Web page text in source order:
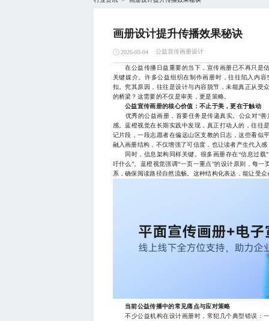
画册设计提升传播效果秘诀
2026-03-04 公益宣传画册设计
在公益传播日益重要的当下，宣传画册已不再只是
关键媒介。许多公益组织在制作画册时，往往陷入内
扣。究其原因，往往是设计与内容脱节，未能真正从受
的桥梁？这需要的不仅是审美，更是策略。
公益宣传画册的核心价值：不止于美，更在于触动
优秀的公益画册，首要任务是传递真实。公众对“善
感。蓝橙视觉在长期实践中发现，真正打动人的，往往
记片段，一段志愿者在偏远山区支教的日志，这些看似
融入画册结构，不仅增强了可信度，也让读者产生代入
同时，信息架构同样关键。很多画册存在“信息过载”
吁什么”。蓝橙视觉强调“一页一重点”的设计原则，每
系，确保阅读路径自然流畅。这种结构化表达，能让受
当前公益传播中的常见痛点与应对策略
不少公益机构在设计画册时，常犯几个典型错误：